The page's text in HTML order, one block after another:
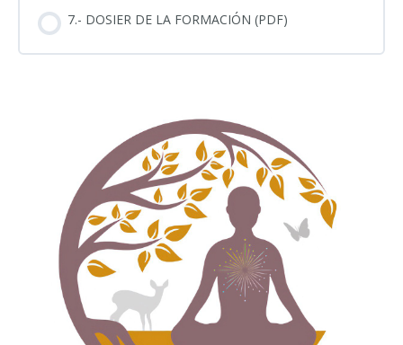
7.- DOSIER DE LA FORMACIÓN (PDF)